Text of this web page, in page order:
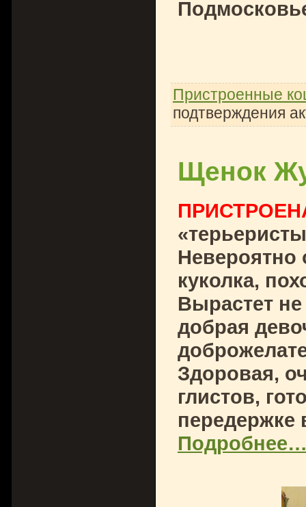
Пристроенные
подтверждения
Щенок
Невероятно
куколка,
Вырастет
добрая
Здоровая,
глистов,
передержке